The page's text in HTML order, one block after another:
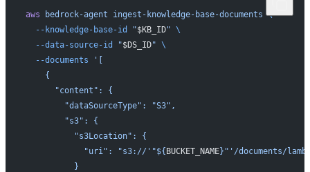
aws bedrock-agent ingest-knowledge-base-documents \
  --knowledge-base-id
"$KB_ID" \
  --data-source-id
"$DS_ID" \
  --documents
'[
    {
      "content": {
        "dataSourceType": "S3",
        "s3": {
          "s3Location": {
            "uri": "s3://'"${
BUCKET_NAME}"'/documents/
          }